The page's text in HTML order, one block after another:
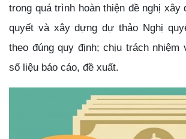
trong quá trình hoàn thiện đề nghị xây
quyết và xây dựng dự thảo Nghị
theo đúng quy định; chịu trách nhiệm
số liệu báo cáo, đề xuất.